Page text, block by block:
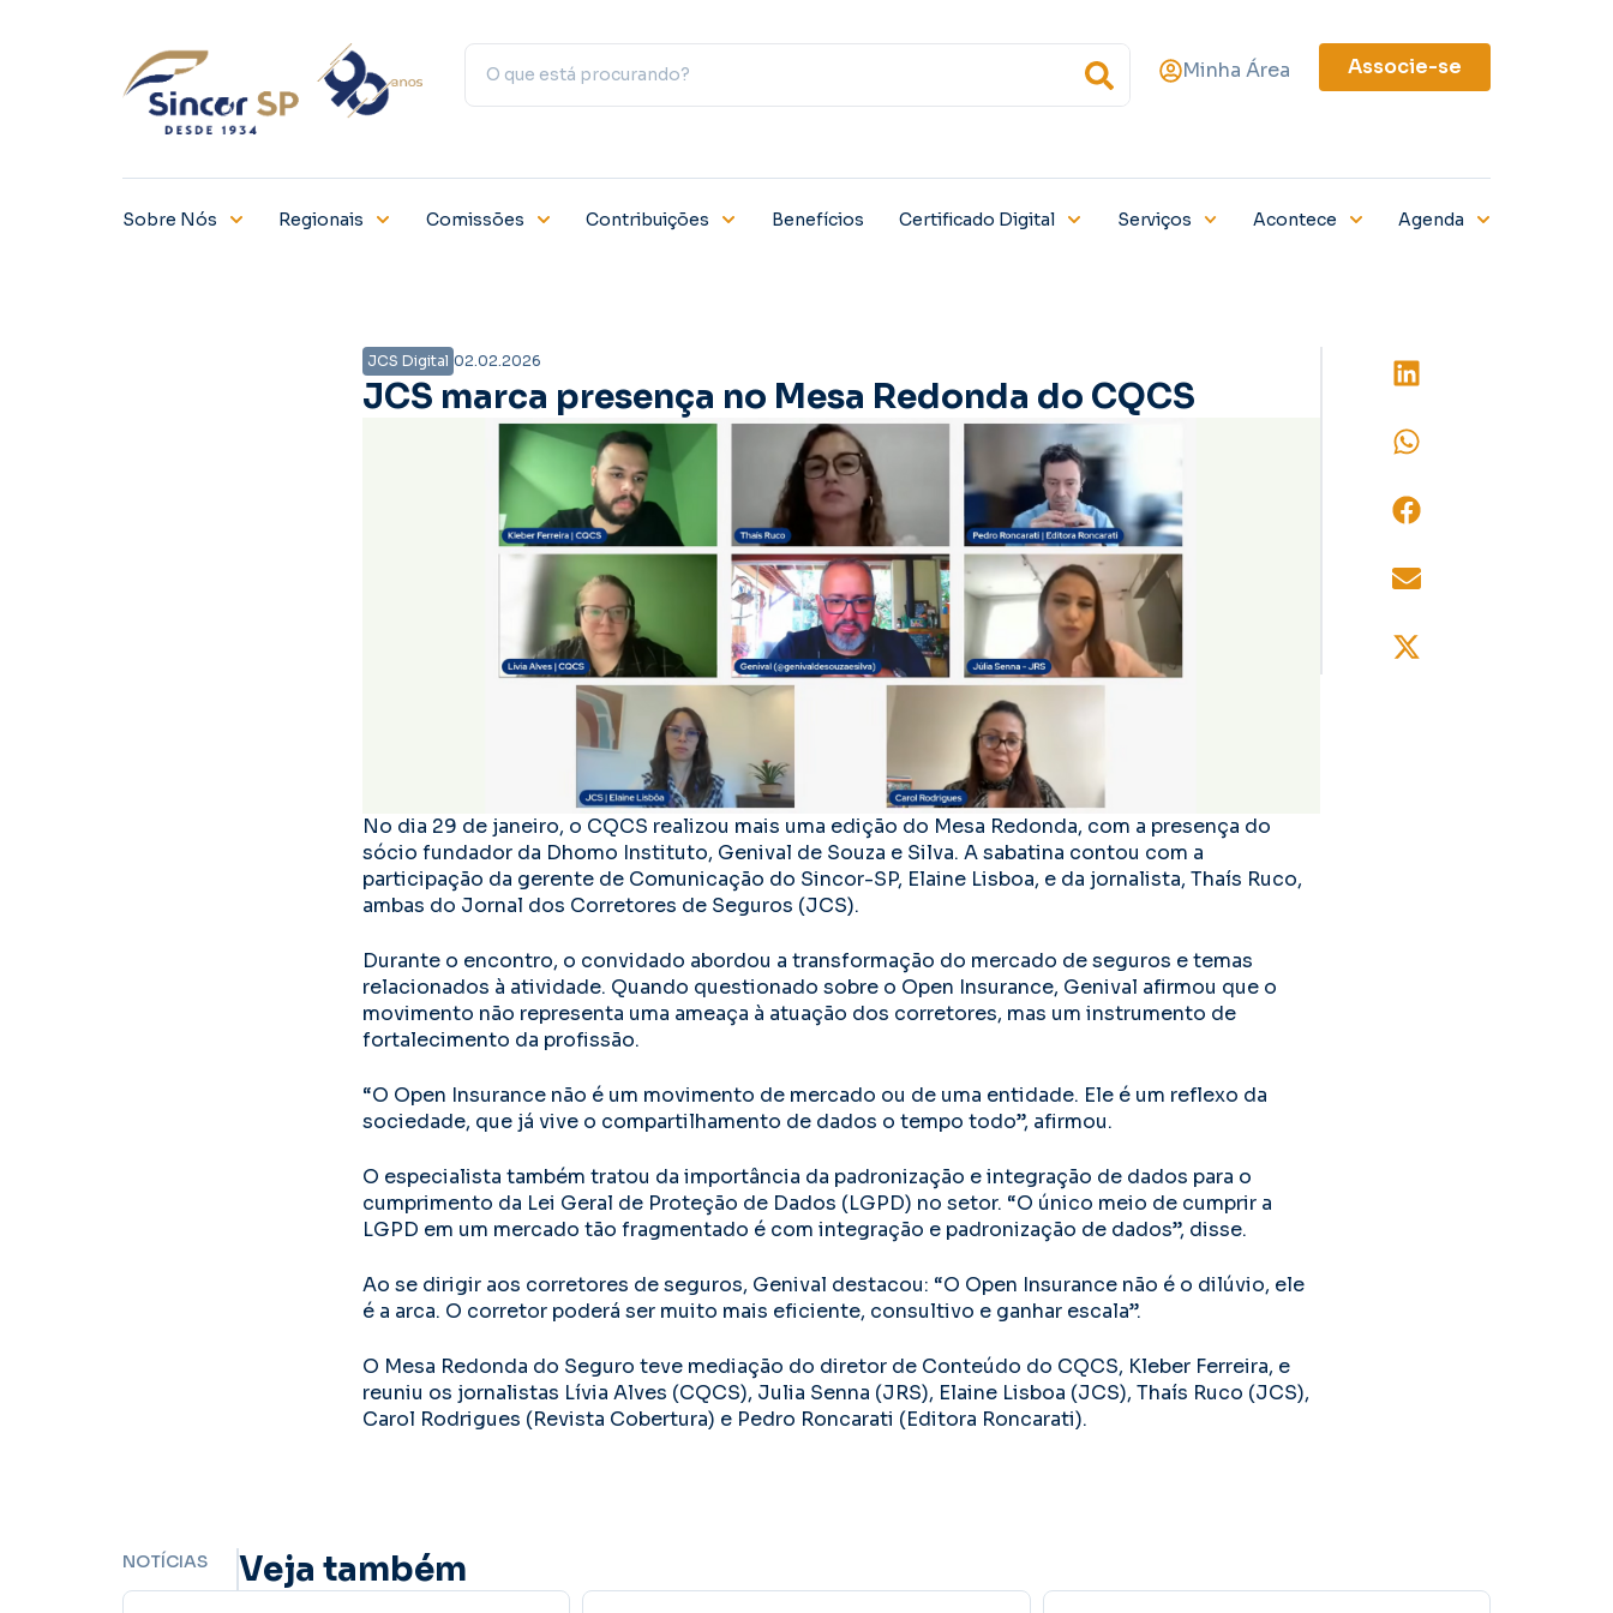
Minha Área Associe-se
Sobre Nós Regionais Comissões Contribuições Benefícios Certificado Digital Serviços Acontece Agenda
JCS Digital 02.02.2026
JCS marca presença no Mesa Redonda do CQCS
No dia 29 de janeiro, o CQCS realizou mais uma edição do Mesa Redonda, com a presença do
sócio fundador da Dhomo Instituto, Genival de Souza e Silva. A sabatina contou com a
participação da gerente de Comunicação do Sincor-SP, Elaine Lisboa, e da jornalista, Thaís Ruco,
ambas do Jornal dos Corretores de Seguros (JCS).
Durante o encontro, o convidado abordou a transformação do mercado de seguros e temas
relacionados à atividade. Quando questionado sobre o Open Insurance, Genival afirmou que o
movimento não representa uma ameaça à atuação dos corretores, mas um instrumento de
fortalecimento da profissão.
“O Open Insurance não é um movimento de mercado ou de uma entidade. Ele é um reflexo da
sociedade, que já vive o compartilhamento de dados o tempo todo”, afirmou.
O especialista também tratou da importância da padronização e integração de dados para o
cumprimento da Lei Geral de Proteção de Dados (LGPD) no setor. “O único meio de cumprir a
LGPD em um mercado tão fragmentado é com integração e padronização de dados”, disse.
Ao se dirigir aos corretores de seguros, Genival destacou: “O Open Insurance não é o dilúvio, ele
é a arca. O corretor poderá ser muito mais eficiente, consultivo e ganhar escala”.
O Mesa Redonda do Seguro teve mediação do diretor de Conteúdo do CQCS, Kleber Ferreira, e
reuniu os jornalistas Lívia Alves (CQCS), Julia Senna (JRS), Elaine Lisboa (JCS), Thaís Ruco (JCS),
Carol Rodrigues (Revista Cobertura) e Pedro Roncarati (Editora Roncarati).
NOTÍCIAS Veja também